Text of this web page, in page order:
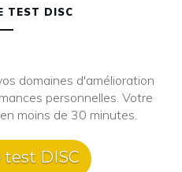
TEST DISC
domaines d'amélioration
personnelles. Votre
moins de 30 minutes.
test DISC